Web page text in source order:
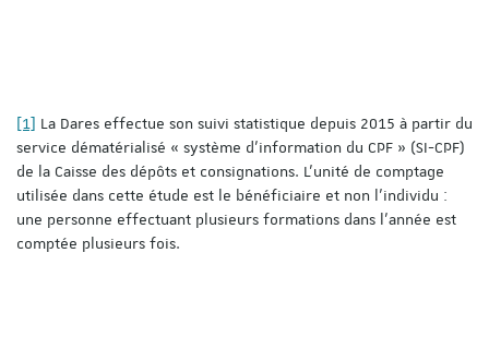
[1] La Dares effectue son suivi statistique depuis 2015 à partir du
service dématérialisé « système d’information du CPF » (SI-CPF)
de la Caisse des dépôts et consignations. L’unité de comptage
utilisée dans cette étude est le bénéficiaire et non l’individu :
une personne effectuant plusieurs formations dans l’année est
comptée plusieurs fois.